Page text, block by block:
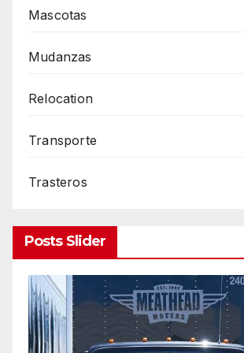
Mascotas
Mudanzas
Relocation
Transporte
Trasteros
Posts Slider